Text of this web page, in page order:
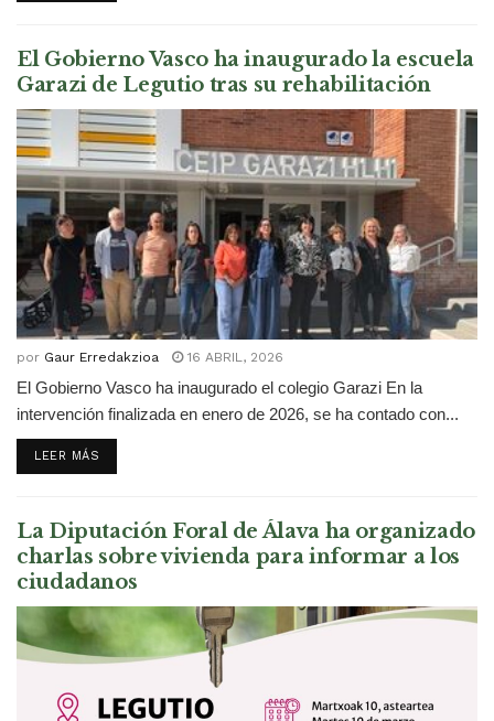
El Gobierno Vasco ha inaugurado la escuela
Garazi de Legutio tras su rehabilitación
por Gaur Erredakzioa 16 ABRIL, 2026
El Gobierno Vasco ha inaugurado el colegio Garazi En la
intervención finalizada en enero de 2026, se ha contado con...
LEER MÁS
La Diputación Foral de Álava ha organizado
charlas sobre vivienda para informar a los
ciudadanos